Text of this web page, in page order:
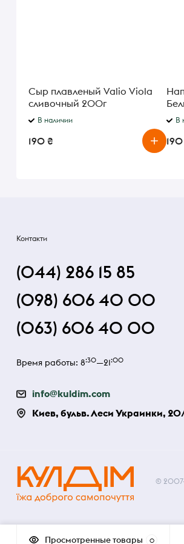
Сыр плавленый Valio Viola
сливочный 200г
В наличии
190 ₴
В
Контакти
(044) 286 15 85
(098) 606 40 00
(063) 606 40 00
Время работы: 8:30—21:00
info@kuldim.com
Киев, бульв. Леси Украинки,
©
Просмотренные товары 0